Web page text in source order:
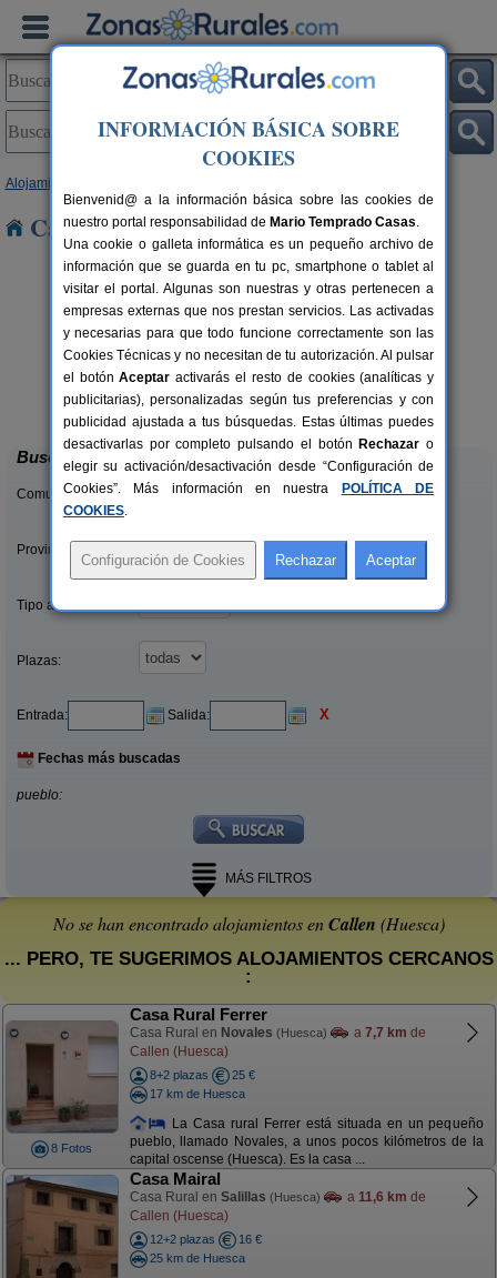
Alojamientos
Casas Rurales cerca de Callen
6 pers.
desde25 €
Camping Alquézar
Alquézar (Huesca)
Buscar
Comunidades:
Provincias/Islas:
Tipo alquiler:
Plazas:
Entrada: Salida: X
Fechas más buscadas
pueblo:
MÁS FILTROS
No se han encontrado alojamientos enCallen (Huesca)
... PERO, TE SUGERIMOS ALOJAMIENTOS CERCANOS
:
8 Fotos
Casa Rural Ferrer
Casa Rural en Novales (Huesca) a 7,7 km de
Callen (Huesca)
8+2 plazas
25 €
17 km de Huesca
La Casa rural Ferrer está situada en un pequeño
pueblo, llamado Novales, a unos pocos kilómetros de la
capital oscense (Huesca). Es la casa ...
Casa Mairal
Casa Rural en Salillas (Huesca) a 11,6 km de
Callen (Huesca)
12+2 plazas
16 €
25 km de Huesca
INFORMACIÓN BÁSICA SOBRE
COOKIES
Bienvenid@ a la información básica sobre las cookies de
nuestro portal responsabilidad de Mario Temprado Casas.
Una cookie o galleta informática es un pequeño archivo de
información que se guarda en tu pc, smartphone o tablet al
visitar el portal. Algunas son nuestras y otras pertenecen a
empresas externas que nos prestan servicios. Las activadas
y necesarias para que todo funcione correctamente son las
Cookies Técnicas y no necesitan de tu autorización. Al pulsar
el botónAceptar activarás el resto de cookies (analíticas y
publicitarias), personalizadas según tus preferencias y con
publicidad ajustada a tus búsquedas. Estas últimas puedes
desactivarlas por completo pulsando el botón Rechazar o
elegir su activación/desactivación desde “Configuración de
Cookies”. Más información en nuestra
POLÍTICA DE
COOKIES.